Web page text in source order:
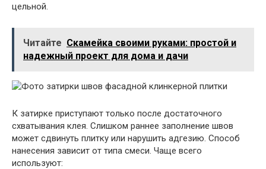
цельной.
Читайте Скамейка своими руками: простой и
надежный проект для дома и дачи
К затирке приступают только после достаточного
схватывания клея. Слишком раннее заполнение швов
может сдвинуть плитку или нарушить адгезию. Способ
нанесения зависит от типа смеси. Чаще всего
используют: